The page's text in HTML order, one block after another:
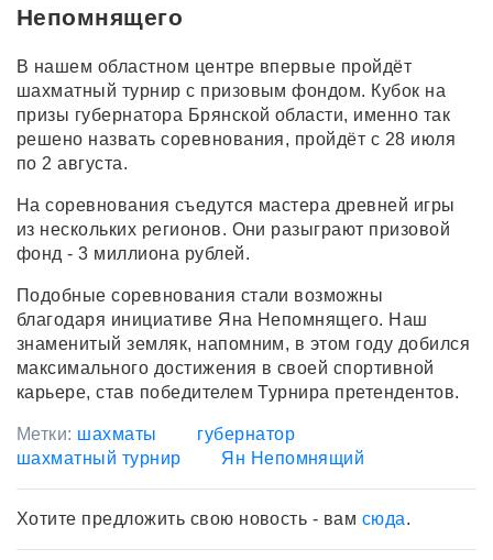
Непомнящего
В нашем областном центре впервые пройдёт
шахматный турнир с призовым фондом. Кубок на
призы губернатора Брянской области, именно так
решено назвать соревнования, пройдёт с 28 июля
по 2 августа.
На соревнования съедутся мастера древней игры
из нескольких регионов. Они разыграют призовой
фонд - 3 миллиона рублей.
Подобные соревнования стали возможны
благодаря инициативе Яна Непомнящего. Наш
знаменитый земляк, напомним, в этом году добился
максимального достижения в своей спортивной
карьере, став победителем Турнира претендентов.
Метки: шахматы
губернатор
шахматный турнир
Ян Непомнящий
Хотите предложить свою новость - вам сюда.